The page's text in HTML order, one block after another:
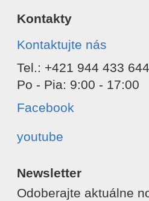
Kontakty
Kontaktujte nás
Tel.: +421 944 433 644
Po - Pia: 9:00 - 17:00
Facebook
youtube
Newsletter
Odoberajte aktuálne